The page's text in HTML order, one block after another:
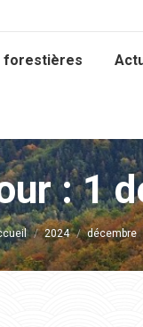
forestières
:1
êtes ici :
2024 décembre